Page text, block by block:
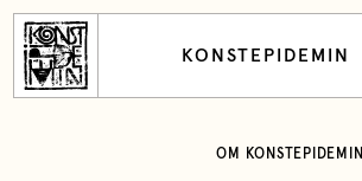
KONSTEPIDEMIN
OM KONSTEPIDEMIN